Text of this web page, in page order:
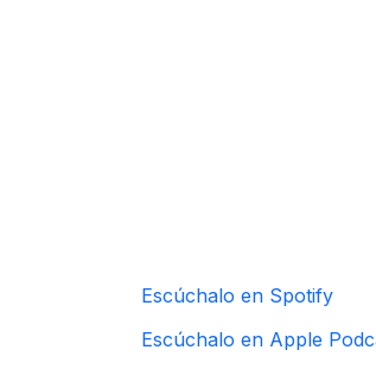
Escúchalo en Sp​otify​
Escúchalo en Apple